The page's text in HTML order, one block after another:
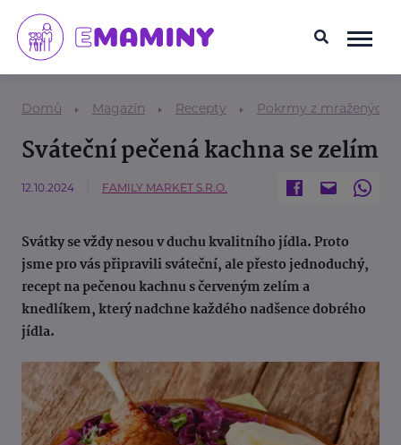
Domů Magazín Recepty Pokrmy z mražených
Sváteční pečená kachna se zelím
12.10.2024 FAMILY MARKET S.R.O.
Svátky se vždy nesou v duchu kvalitního jídla. Proto
jsme pro vás připravili sváteční, ale přesto jednoduchý,
recept na pečenou kachnu s červeným zelím a
knedlíkem, který nadchne každého nadšence dobrého
jídla.